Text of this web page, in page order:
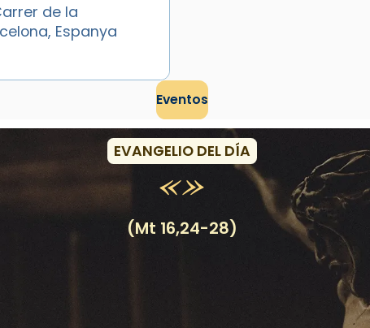
de la
Espanya
Eventos
EVANGELIO DEL DÍA
(Mt 16,24-28)